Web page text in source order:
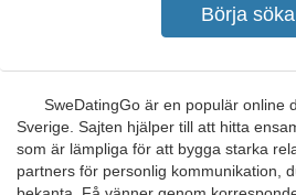
SweDatingGo är en populär online
Sverige. Sajten hjälper till att hitta
som är lämpliga för att bygga starka
partners för personlig kommunikation,